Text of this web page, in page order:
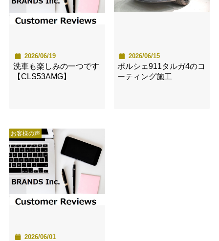
2026/06/19
洗車も楽しみの一つです
【CLS53AMG】
2026/06/15
ポルシェ911タルガ4のコ
ーティング施工
お客様の声
2026/06/01